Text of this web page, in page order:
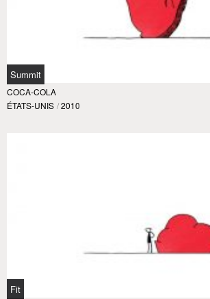
Summit
COCA-COLA
ÉTATS-UNIS / 2010
Fit